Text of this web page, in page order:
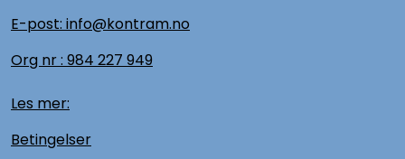
E-post: info@kontram.no
Org nr : 984 227 949
Les mer:
Betingelser